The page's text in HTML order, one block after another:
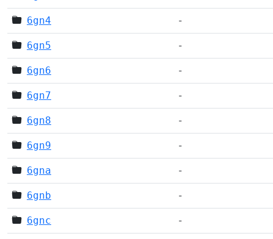
6gn4 -
6gn5 -
6gn6 -
6gn7 -
6gn8 -
6gn9 -
6gna -
6gnb -
6gnc -